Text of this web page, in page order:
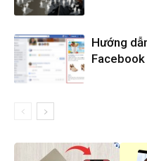
Hướng